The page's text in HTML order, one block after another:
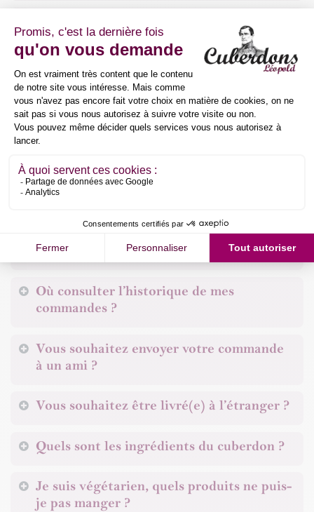
Est-il possible de personnaliser mes
cuberdons Léopold ?​
Le produit reçu n’est pas conforme ou est
endommagé, que faire ?
Quels sont les moyens de paiement
Le paiement en ligne est-il sécurisé ?
Vous souhaitez modifier ou annuler votre
commande ?​
Où consulter l’historique de mes
commandes ?
Vous souhaitez envoyer votre commande
à un ami ?​
Vous souhaitez être livré(e) à l’étranger ?
Quels sont les ingrédients du cuberdon ?​
Je suis végétarien, quels produits ne puis-
je pas manger ?​